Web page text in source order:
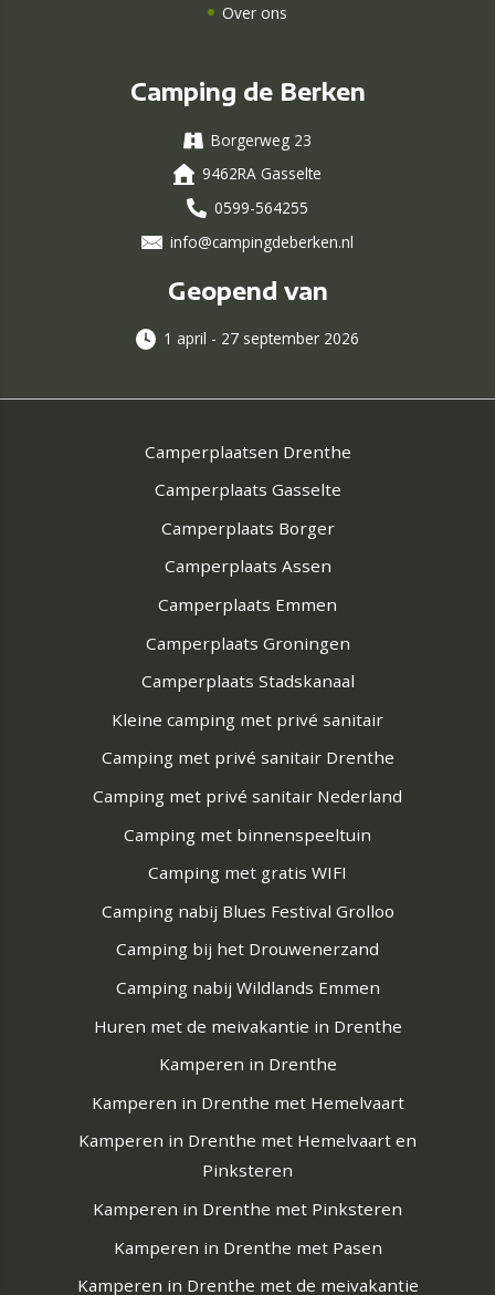
Over ons
Camping de Berken
Borgerweg 23
9462RA Gasselte
0599-564255
info@campingdeberken.nl
Geopend van
1 april - 27 september 2026
Camperplaatsen Drenthe
Camperplaats Gasselte
Camperplaats Borger
Camperplaats Assen
Camperplaats Emmen
Camperplaats Groningen
Camperplaats Stadskanaal
Kleine camping met privé sanitair
Camping met privé sanitair Drenthe
Camping met privé sanitair Nederland
Camping met binnenspeeltuin
Camping met gratis WIFI
Camping nabij Blues Festival Grolloo
Camping bij het Drouwenerzand
Camping nabij Wildlands Emmen
Huren met de meivakantie in Drenthe
Kamperen in Drenthe
Kamperen in Drenthe met Hemelvaart
Kamperen in Drenthe met Hemelvaart en
Pinksteren
Kamperen in Drenthe met Pinksteren
Kamperen in Drenthe met Pasen
Kamperen in Drenthe met de meivakantie